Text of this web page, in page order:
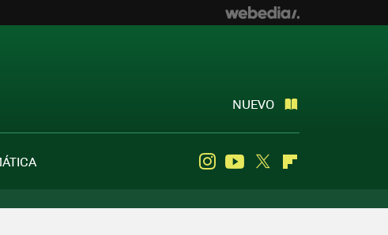
NUEVO
InstagramYoutube
Twitter